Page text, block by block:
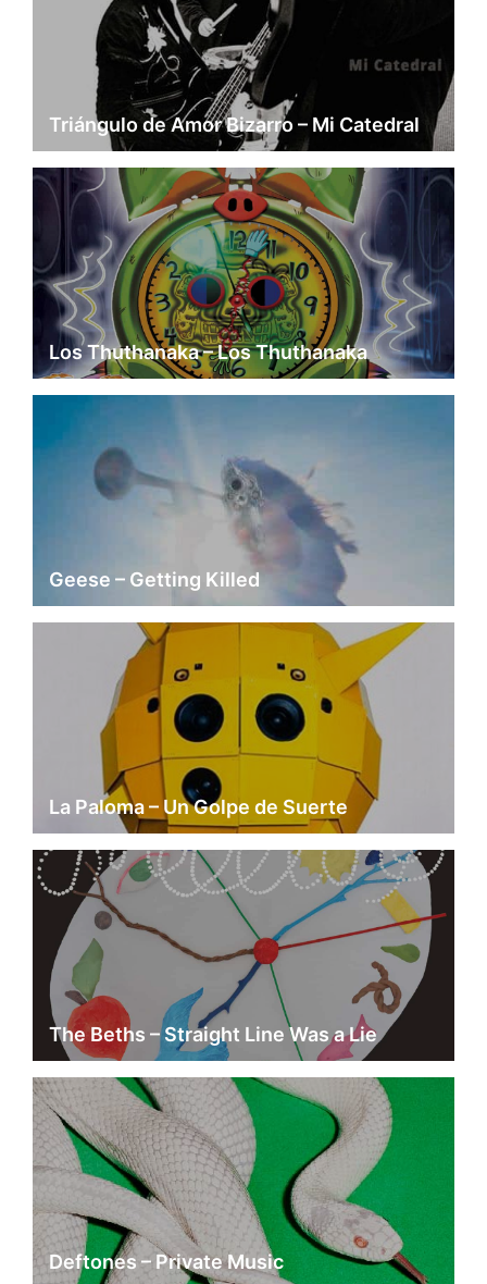
Triángulo de Amor Bizarro – Mi Catedral
Los Thuthanaka – Los Thuthanaka
Geese – Getting Killed
La Paloma – Un Golpe de Suerte
The Beths – Straight Line Was a Lie
Deftones – Private Music